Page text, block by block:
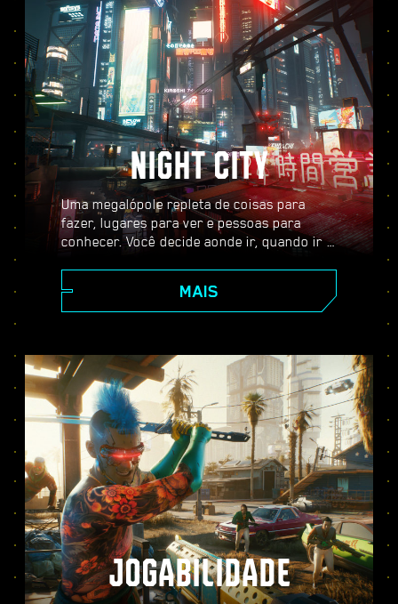
NIGHT CITY
Uma megalópole repleta de coisas para
fazer, lugares para ver e pessoas para
conhecer. Você decide aonde ir, quando ir e
territórios das Terras Baldias, Night City
está repleta de segredos por descobrir.
MAIS
JOGABILIDADE